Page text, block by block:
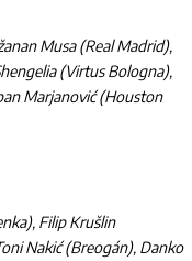
Musa (Real Madrid),
(Virtus Bologna),
Marjanović (Houston
Filip Krušlin
Nakić (Breogán), Danko